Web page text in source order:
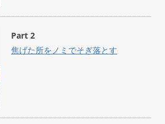
Part 2
焦げた所をノミでそぎ落とす